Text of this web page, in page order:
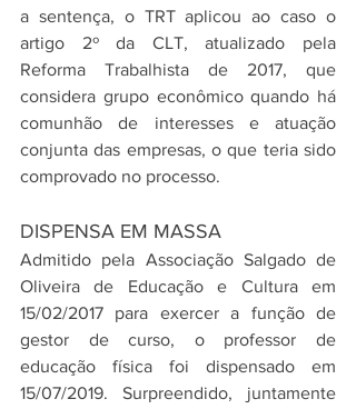
a sentença, o TRT aplicou ao caso o
artigo 2º da CLT, atualizado pela
Reforma Trabalhista de 2017, que
considera grupo econômico quando há
comunhão de interesses e atuação
conjunta das empresas, o que teria sido
comprovado no processo.
DISPENSA EM MASSA
Admitido pela Associação Salgado de
Oliveira de Educação e Cultura em
15/02/2017 para exercer a função de
gestor de curso, o professor de
educação física foi dispensado em
15/07/2019. Surpreendido, juntamente